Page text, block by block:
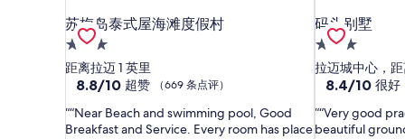
苏梅岛泰式屋海滩度假村
苏梅岛泰式屋海滩度假村
3.0
星
住
宿
距离拉迈 1 英里
8.8
总
分
8.8/10 超赞 （669 条点评）
“Near Beach and swimming pool, Good
Breakfast and Service. Every room has place
码头别墅
码头别墅
3.0
星
住
宿
拉迈城中心，距
8.4
总
分
8.4/10 很好
“Very good
beautiful